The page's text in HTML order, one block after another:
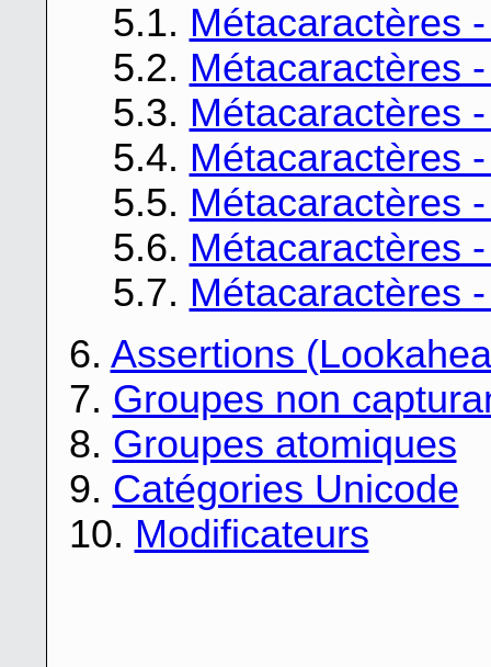
5.1. Métacaractères
5.2. Métacaractères
5.3. Métacaractères
5.4. Métacaractères
5.5. Métacaractères
5.6. Métacaractères
5.7. Métacaractères
6. Assertions
7. Groupes non
8. Groupes atomiques
9. Catégories Unicode
10. Modificateurs